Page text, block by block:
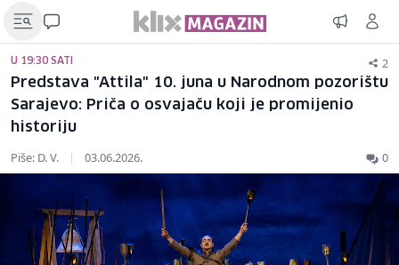
U 19:30 SATI 2
Predstava "Attila" 10. juna u Narodnom pozorištu
Sarajevo: Priča o osvajaču koji je promijenio
historiju
Piše: D. V. | 03.06.2026. 0